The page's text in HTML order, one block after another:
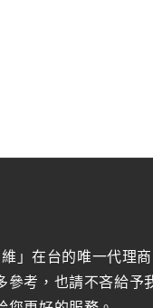
」在台的唯一代理
參考，也請不吝給予